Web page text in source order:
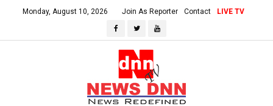
Monday, August 10, 2026 Join As Reporter Contact LIVE TV